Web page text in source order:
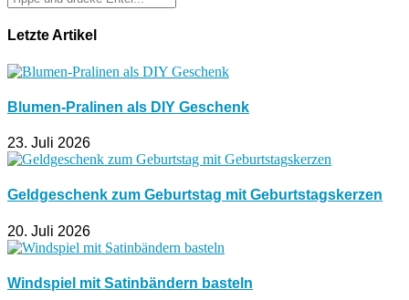
Letzte Artikel
Blumen-Pralinen als DIY Geschenk
23. Juli 2026
Geldgeschenk zum Geburtstag mit Geburtstagskerzen
20. Juli 2026
Windspiel mit Satinbändern basteln